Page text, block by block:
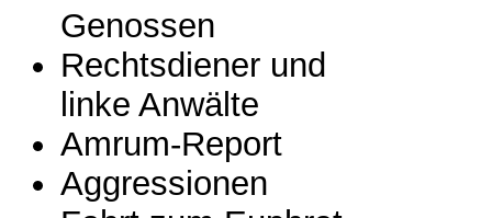
Genossen
Rechtsdiener und
linke Anwälte
Amrum-Report
Aggressionen